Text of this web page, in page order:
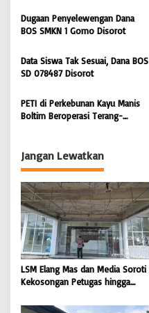
o
Perpustakaan Nias Utara
Dugaan Penyelewengan Dana
BOS SMKN 1 Gomo Disorot
Data Siswa Tak Sesuai, Dana BOS
SD 078487 Disorot
PETI di Perkebunan Kayu Manis
Boltim Beroperasi Terang-
Jangan Lewatkan
LSM Elang Mas dan Media Soroti
Kekosongan Petugas hingga
Perpustakaan Nias Utara